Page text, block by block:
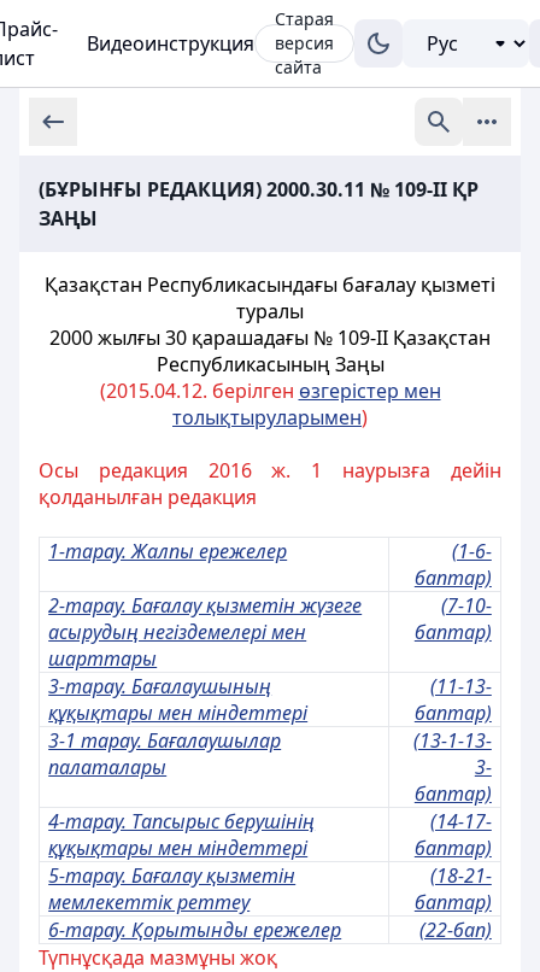
Видеоинструкция
Старая
версия
сайта
(БҰРЫНҒЫ РЕДАКЦИЯ) 2000.30.11 № 109-II ҚР
ЗАҢЫ
Қазақстан Республикасындағы бағалау қызметі
туралы
2000 жылғы 30 қарашадағы № 109-II Қазақстан
Республикасының Заңы
(2015.04.12. берілген өзгерістер мен
толықтыруларымен)
Осы редакция 2016 ж. 1 наурызға дейін
қолданылған редакция
1-тарау. Жалпы ережелер
(1-6-
баптар)
2-тарау. Бағалау қызметін жүзеге
асырудың негіздемелері мен
шарттары
(7-10-
баптар)
3-тарау. Бағалаушының
құқықтары мен міндеттері
(11-13-
баптар)
3-1 тарау. Бағалаушылар
палаталары
(13-1-13-
3-
баптар)
4-тарау. Тапсырыс берушінің
құқықтары мен міндеттері
(14-17-
баптар)
5-тарау. Бағалау қызметін
мемлекеттік реттеу
(18-21-
баптар)
6-тарау. Қорытынды ережелер
(22-бап)
Түпнұсқада мазмұны жоқ